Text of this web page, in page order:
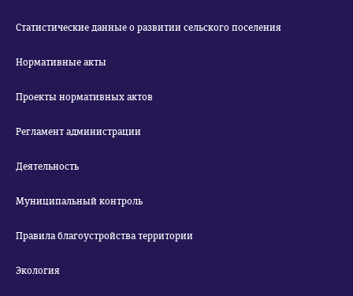
Статистические данные о развитии сельского поселения
Нормативные акты
Проекты нормативных актов
Регламент администрации
Деятельность
Муниципальный контроль
Правила благоустройства территории
Экология